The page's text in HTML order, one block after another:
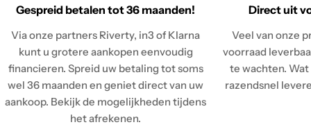
Gespreid betalen tot 36 maanden!
Via onze partners Riverty, in3 of Klarna
kunt u grotere aankopen eenvoudig
financieren. Spreid uw betaling tot soms
wel 36 maanden en geniet direct van uw
aankoop. Bekijk de mogelijkheden tijdens
het afrekenen.
Direct uit
Veel van onze
voorraad
te wachten.
razendsnel